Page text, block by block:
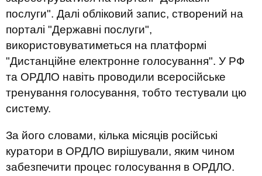
послуги". Далі обліковий запис, створений на
порталі "Державні послуги",
використовуватиметься на платформі
"Дистанційне електронне голосування". У РФ
та ОРДЛО навіть проводили всеросійське
тренування голосування, тобто тестували цю
систему.
За його словами, кілька місяців російські
куратори в ОРДЛО вирішували, яким чином
забезпечити процес голосування в ОРДЛО.